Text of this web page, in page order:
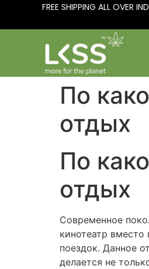
FREE SHIPPING ALL OVER
По
отдых
По
отдых
Современное
кинотеатр
поездок. Данное
делается не